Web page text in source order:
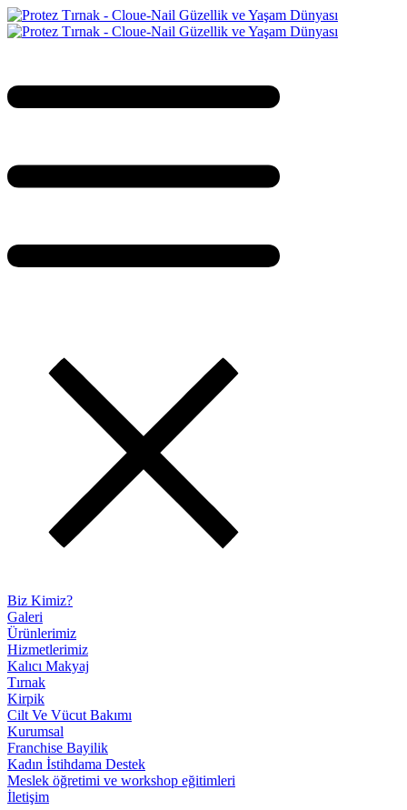
Biz Kimiz?
Galeri
Ürünlerimiz
Hizmetlerimiz
Kalıcı Makyaj
Tırnak
Kirpik
Cilt Ve Vücut Bakımı
Kurumsal
Franchise Bayilik
Kadın İstihdama Destek
Meslek öğretimi ve workshop eğitimleri
İletişim